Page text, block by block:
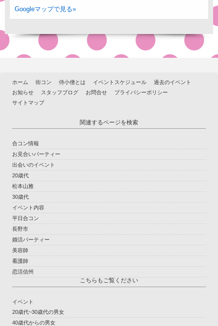
Googleマップで見る»
ホーム 街コン 侍小僧とは イベントスケジュール
過去のイベント
お知らせ
スタッフブログ お問合せ
プライバシーポリシー
サイトマップ
関連するページを検索
合コン情報
お見合いパーティー
出会いのイベント
20歳代
松本山雅
30歳代
イベント内容
平日合コン
長野市
婚活パーティー
美容師
看護師
恋活信州
こちらもご覧ください
イベント
20歳代~30歳代の男女
40歳代からの男女